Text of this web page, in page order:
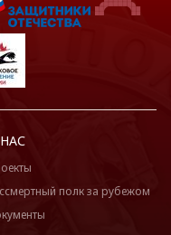
полк за рубежом